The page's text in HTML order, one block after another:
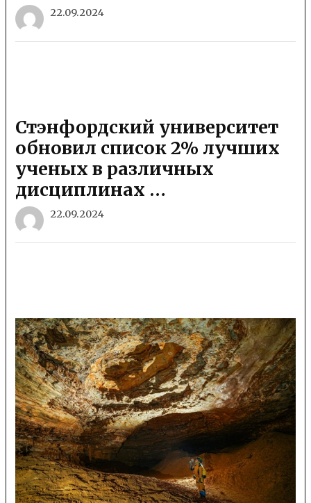
22.09.2024
Стэнфордский университет
обновил список 2% лучших
ученых в различных
дисциплинах …
22.09.2024